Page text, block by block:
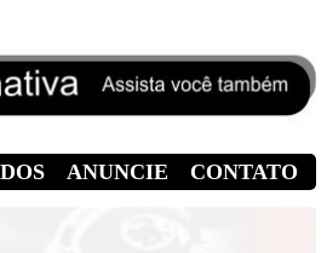
ANUNCIE CONTATO